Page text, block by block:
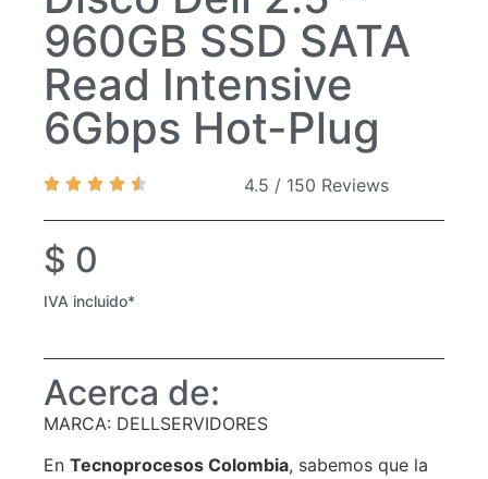
960GB SSD SATA
Read Intensive
6Gbps Hot-Plug
4.5 / 150 Reviews
$ 0
IVA incluido*
Acerca de:
MARCA: DELLSERVIDORES
En Tecnoprocesos Colombia, sabemos que la